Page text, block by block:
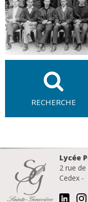
RECHERCHE
Lycée
2 rue de
Cedex -